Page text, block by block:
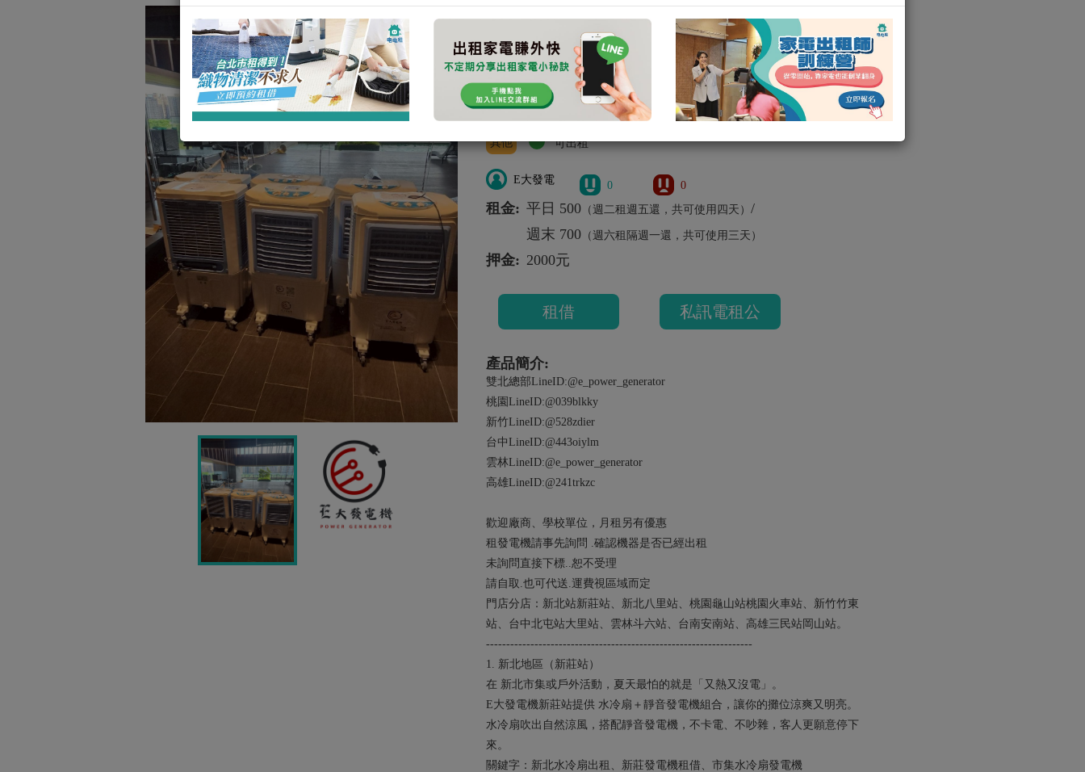
【 新竹水冷】【 新竹發電機租借新
竹】
廟會 廟會 廟會 E大牌1200W 發電機租借 新竹
其他 E大牌1200W
其他 可出租
E大發電 0 0
租金: 平日 500（週二租週五還，共可使用四天） /
週末 700（週六租隔週一還，共可使用三天）
押金: 2000元
租借 私訊電租公
產品簡介:
雙北總部LineID:@e_power_generator
桃園LineID:@039blkky
新竹LineID:@528zdier
台中LineID:@443oiylm
雲林LineID:@e_power_generator
高雄LineID:@241trkzc
歡迎廠商、學校單位，月租另有優惠
租發電機請事先詢問 .確認機器是否已經出租
未詢問直接下標..恕不受理
請自取.也可代送.運費視區域而定
門店分店：新北站新莊站、新北八里站、桃園龜山站桃園火車站、新竹竹東
站、台中北屯站大里站、雲林斗六站、台南安南站、高雄三民站岡山站。
------------------------------------------------------------------
1. 新北地區（新莊站）
在 新北市集或戶外活動，夏天最怕的就是「又熱又沒電」。
E大發電機新莊站提供 水冷扇＋靜音發電機組合，讓你的攤位涼爽又明亮。
水冷扇吹出自然涼風，搭配靜音發電機，不卡電、不吵雜，客人更願意停下
來。
關鍵字：新北水冷扇出租、新莊發電機租借、市集水冷扇發電機